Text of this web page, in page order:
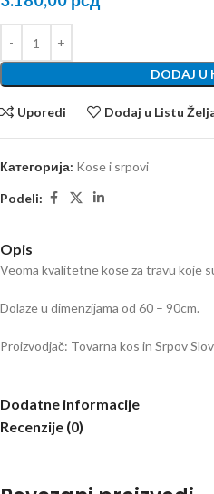
DODAJ U
Uporedi Dodaj u Listu
Категорија: Kose i srpovi
Podeli:
Opis
Veoma kvalitetne kose za travu koje
Dolaze u dimenzijama od 60 – 90cm.
Proizvodjač: Tovarna kos in Srpov
Dodatne informacije
Recenzije (0)